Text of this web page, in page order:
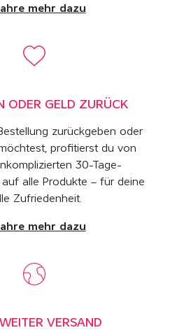
mehr dazu
ODER GELD ZURÜCK
zurückgeben oder
profitierst du von
30-Tage-
auf alle Produkte – für deine
Zufriedenheit.
mehr dazu
VERSAND